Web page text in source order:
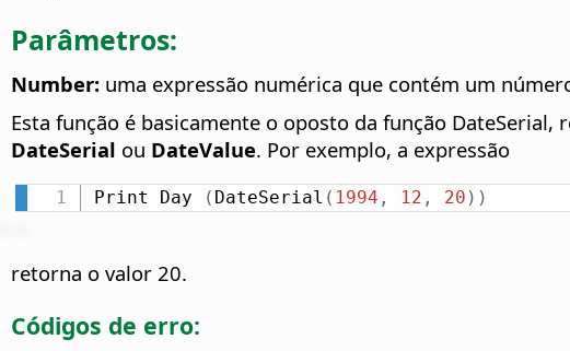
Parâmetros:
Number: uma expressão numérica que contém um
Esta função é basicamente o oposto da função
DateSerial ou DateValue. Por exemplo, a expressão
Print Day ( DateSerial ( 1994 , 12 , 20 ) )
retorna o valor 20.
Códigos de erro: